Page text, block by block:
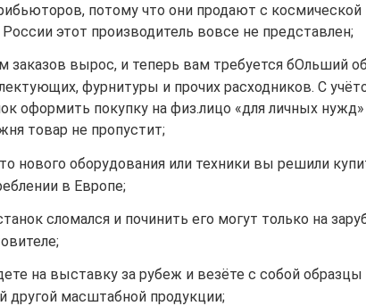
потому что они продают с космической
этот производитель вовсе не представлен;
заказов вырос, и теперь вам требуется бОльший
фурнитуры и прочих расходников. С
оформить покупку на физ.лицо «для личных
товар не пропустит;
нового оборудования или техники вы решили
в Европе;
сломался и починить его могут только на
на выставку за рубеж и везёте с собой образцы
другой масштабной продукции;